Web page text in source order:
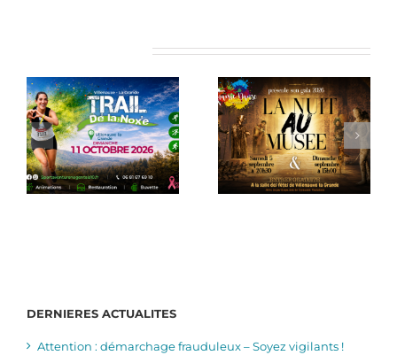
DERNIERES ACTUALITES
Attention : démarchage frauduleux – Soyez vigilants !